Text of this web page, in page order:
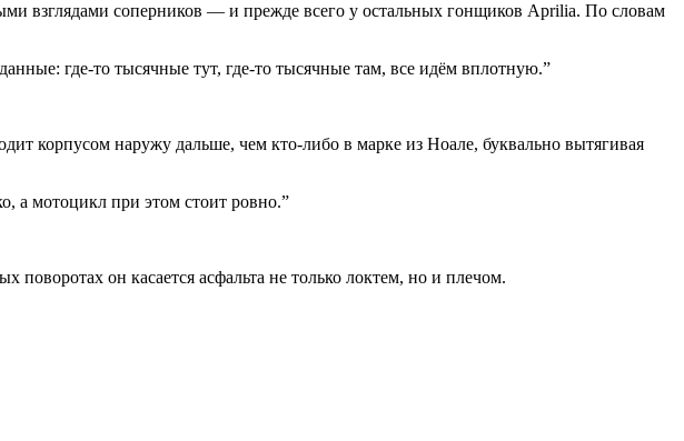
взглядами соперников — и прежде всего у остальных гонщиков Aprilia. По словам
где-то тысячные тут, где-то тысячные там, все идём вплотную.”
корпусом наружу дальше, чем кто-либо в марке из Ноале, буквально вытягивая
а мотоцикл при этом стоит ровно.”
он касается асфальта не только локтем, но и плечом.